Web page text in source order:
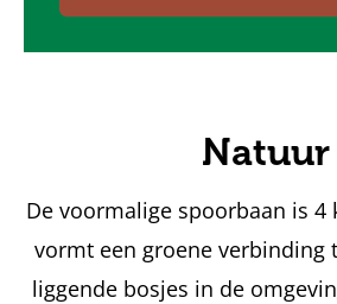
Natuur
De voormalige spoorbaan is 4
vormt een groene verbinding
liggende bosjes in de